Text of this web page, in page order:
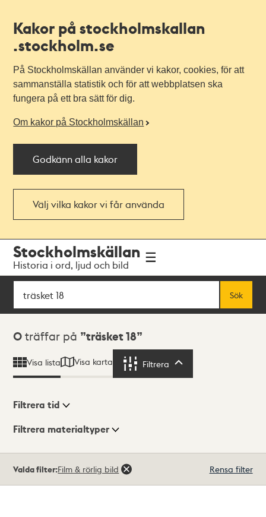
Kakor på stockholmskallan
.stockholm.se
På Stockholmskällan använder vi kakor, cookies, för att
sammanställa statistik och för att webbplatsen ska
fungera på ett bra sätt för dig.
Om kakor på Stockholmskällan
Godkänn alla kakor
Välj vilka kakor vi får använda
navigationen
huvudinnehållet
Stockholmskällan
Historia i ord, ljud och bild
Sök
Sök
Sökresultat
0 träffar på träsket 18
Visa lista Visa karta Filtrera
Visningsläge
Filtrera tid
Filtrera materialtyper
träffar
Valda filter:Film & rörlig bild Rensa filter